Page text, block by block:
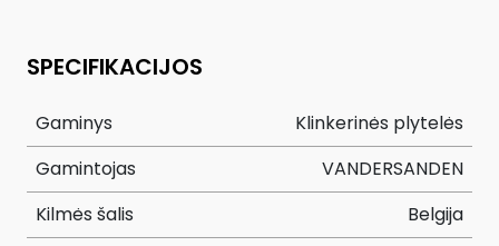
SPECIFIKACIJOS
Gaminys
Klinkerinės plytelės
Gamintojas
VANDERSANDEN
Kilmės šalis
Belgija